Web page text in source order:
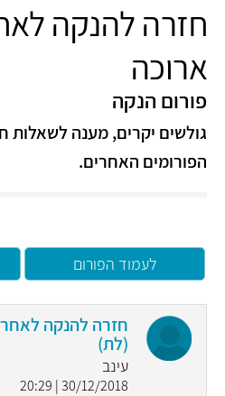
ועוד...
חזרה להנקה
ארוכה
פורום הנקה
גולשים יקרים, מענה לשאלות
הפורומים האחרים.
לעמוד הפורום
חזרה להנקה
(לת)
עינב
30/12/2018 | 20:29